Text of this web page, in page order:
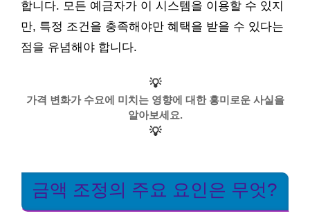
합니다. 모든 예금자가 이 시스템을 이용할 수 있지
만, 특정 조건을 충족해야만 혜택을 받을 수 있다는
점을 유념해야 합니다.
💡
가격 변화가 수요에 미치는 영향에 대한 흥미로운 사실을
알아보세요.
💡
금액 조정의 주요 요인은 무엇?